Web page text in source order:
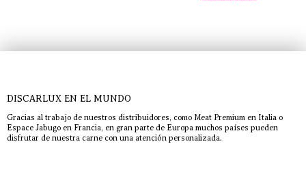
DISCARLUX EN EL MUNDO
Gracias al trabajo de nuestros distribuidores, como Meat Premium en Italia o
Espace Jabugo en Francia, en gran parte de Europa muchos países pueden
disfrutar de nuestra carne con una atención personalizada.